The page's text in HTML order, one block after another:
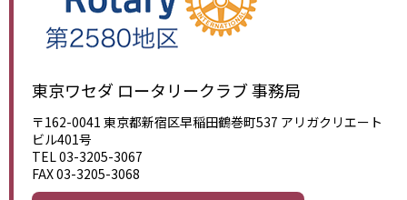
東京ワセダ ロータリークラブ 事務局
〒162-0041 東京都新宿区早稲田鶴巻町537 アリガクリエート
ビル401号
TEL 03-3205-3067
FAX 03-3205-3068